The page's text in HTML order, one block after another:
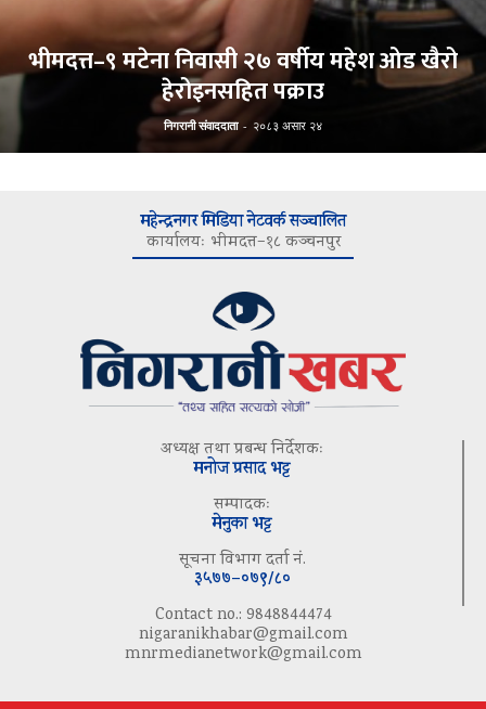
भीमदत्त–९ मटेना निवासी २७ वर्षीय महेश ओड खैरो
हेरोइनसहित पक्राउ
निगरानी संवाददाता - २०८३ असार २४
महेन्द्रनगर मिडिया नेटवर्क सञ्चालित
कार्यालयः भीमदत्त–१८ कञ्चनपुर
अध्यक्ष तथा प्रबन्ध निर्देशकः
मनोज प्रसाद भट्ट
सम्पादकः
मेनुका भट्ट
सूचना विभाग दर्ता नं.
३५७७–०७९/८०
Contact no.: 9848844474
nigaranikhabar@gmail.com
mnrmedianetwork@gmail.com